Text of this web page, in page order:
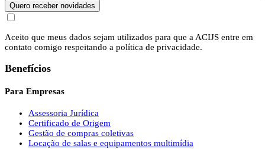
Quero receber novidades
Aceito que meus dados sejam utilizados para que a ACIJS entre em
contato comigo respeitando a política de privacidade.
Benefícios
Para Empresas
Assessoria Jurídica
Certificado de Origem
Gestão de compras coletivas
Locação de salas e equipamentos multimídia